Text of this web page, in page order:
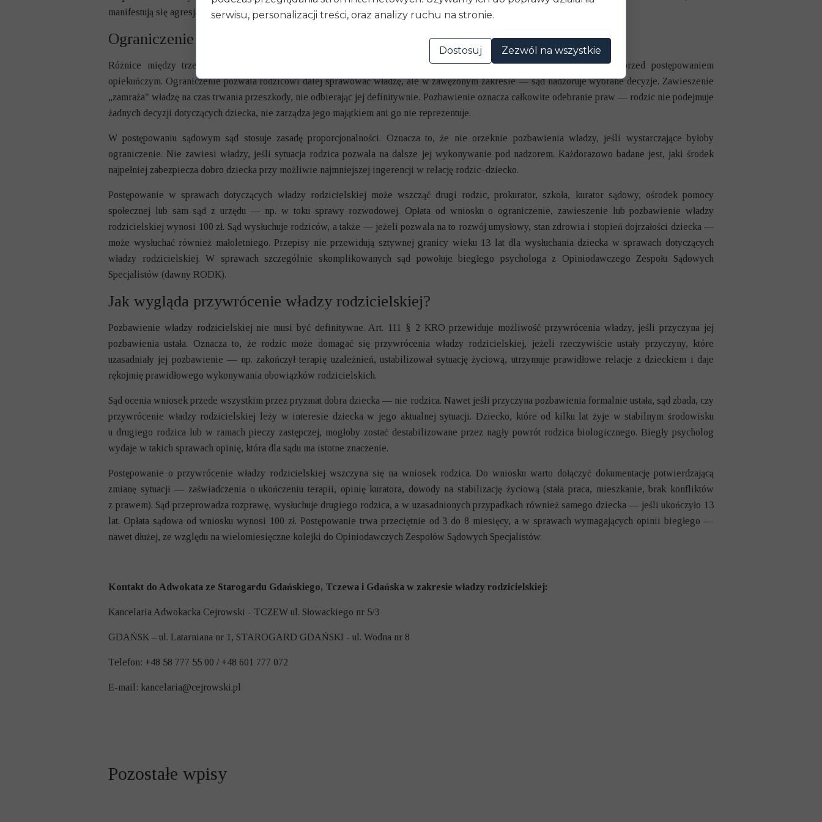
Pozostałe wpisy
manifestują się agresją wobec dziecka, mogą uzasadniać taki zakaz.
Ograniczenie a pozbawienie praw rodzicielskich — porównanie instytucji
Różnice między trzema formami ingerencji sądu we władzę rodzicielską bywają niejasne dla rodziców, którzy stają przed postępowaniem
opiekuńczym. Ograniczenie pozwala rodzicowi dalej sprawować władzę, ale w zawężonym zakresie — sąd nadzoruje wybrane decyzje. Zawieszenie
„zamraża" władzę na czas trwania przeszkody, nie odbierając jej definitywnie. Pozbawienie oznacza całkowite odebranie praw — rodzic nie podejmuje
żadnych decyzji dotyczących dziecka, nie zarządza jego majątkiem ani go nie reprezentuje.
W postępowaniu sądowym sąd stosuje zasadę proporcjonalności. Oznacza to, że nie orzeknie pozbawienia władzy, jeśli wystarczające byłoby
ograniczenie. Nie zawiesi władzy, jeśli sytuacja rodzica pozwala na dalsze jej wykonywanie pod nadzorem. Każdorazowo badane jest, jaki środek
najpełniej zabezpiecza dobro dziecka przy możliwie najmniejszej ingerencji w relację rodzic–dziecko.
Postępowanie w sprawach dotyczących władzy rodzicielskiej może wszcząć drugi rodzic, prokurator, szkoła, kurator sądowy, ośrodek pomocy
społecznej lub sam sąd z urzędu — np. w toku sprawy rozwodowej. Opłata od wniosku o ograniczenie, zawieszenie lub pozbawienie władzy
rodzicielskiej wynosi 100 zł. Sąd wysłuchuje rodziców, a także — jeżeli pozwala na to rozwój umysłowy, stan zdrowia i stopień dojrzałości dziecka —
może wysłuchać również małoletniego. Przepisy nie przewidują sztywnej granicy wieku 13 lat dla wysłuchania dziecka w sprawach dotyczących
władzy rodzicielskiej. W sprawach szczególnie skomplikowanych sąd powołuje biegłego psychologa z Opiniodawczego Zespołu Sądowych
Specjalistów (dawny RODK).
Jak wygląda przywrócenie władzy rodzicielskiej?
Pozbawienie władzy rodzicielskiej nie musi być definitywne. Art. 111 § 2 KRO przewiduje możliwość przywrócenia władzy, jeśli przyczyna jej
pozbawienia ustała. Oznacza to, że rodzic może domagać się przywrócenia władzy rodzicielskiej, jeżeli rzeczywiście ustały przyczyny, które
uzasadniały jej pozbawienie — np. zakończył terapię uzależnień, ustabilizował sytuację życiową, utrzymuje prawidłowe relacje z dzieckiem i daje
rękojmię prawidłowego wykonywania obowiązków rodzicielskich.
Sąd ocenia wniosek przede wszystkim przez pryzmat dobra dziecka — nie rodzica. Nawet jeśli przyczyna pozbawienia formalnie ustała, sąd zbada, czy
przywrócenie władzy rodzicielskiej leży w interesie dziecka w jego aktualnej sytuacji. Dziecko, które od kilku lat żyje w stabilnym środowisku
u drugiego rodzica lub w ramach pieczy zastępczej, mogłoby zostać destabilizowane przez nagły powrót rodzica biologicznego. Biegły psycholog
wydaje w takich sprawach opinię, która dla sądu ma istotne znaczenie.
Postępowanie o przywrócenie władzy rodzicielskiej wszczyna się na wniosek rodzica. Do wniosku warto dołączyć dokumentację potwierdzającą
zmianę sytuacji — zaświadczenia o ukończeniu terapii, opinię kuratora, dowody na stabilizację życiową (stała praca, mieszkanie, brak konfliktów
z prawem). Sąd przeprowadza rozprawę, wysłuchuje drugiego rodzica, a w uzasadnionych przypadkach również samego dziecka — jeśli ukończyło 13
lat. Opłata sądowa od wniosku wynosi 100 zł. Postępowanie trwa przeciętnie od 3 do 8 miesięcy, a w sprawach wymagających opinii biegłego —
nawet dłużej, ze względu na wielomiesięczne kolejki do Opiniodawczych Zespołów Sądowych Specjalistów.
Kontakt do Adwokata ze Starogardu Gdańskiego, Tczewa i Gdańska w zakresie władzy rodzicielskiej:
Kancelaria Adwokacka Cejrowski - TCZEW ul. Słowackiego nr 5/3
GDAŃSK – ul. Latarniana nr 1, STAROGARD GDAŃSKI - ul. Wodna nr 8
Telefon: +48 58 777 55 00 / +48 601 777 072
E-mail: kancelaria@cejrowski.pl
serwisu, personalizacji treści, oraz analizy ruchu na stronie.
Dostosuj Zezwól na wszystkie